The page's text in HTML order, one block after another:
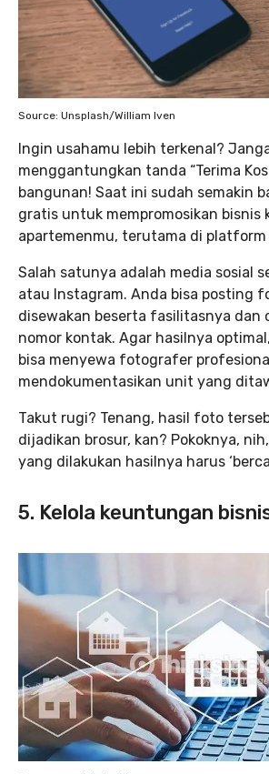
Source: Unsplash/William Iven
Ingin usahamu lebih terkenal?
menggantungkan tanda “Terima
bangunan! Saat ini sudah semakin
gratis untuk mempromosikan bisnis
apartemenmu, terutama di
Salah satunya adalah media sosial
atau Instagram. Anda bisa posting
disewakan beserta fasilitasnya dan
nomor kontak. Agar hasilnya
bisa menyewa fotografer
mendokumentasikan unit yang
Takut rugi? Tenang, hasil foto
dijadikan brosur, kan? Pokoknya,
yang dilakukan hasilnya harus
5. Kelola keuntungan